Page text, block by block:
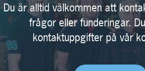
Du är alltid välkommen att
frågor eller funderingar.
kontaktuppgifter på vår